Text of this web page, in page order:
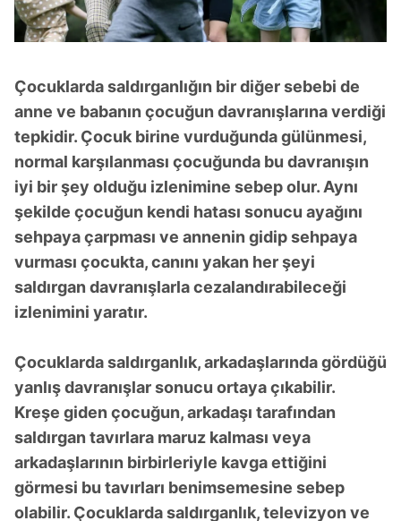
Çocuklarda saldırganlığın bir diğer sebebi de
anne ve babanın çocuğun davranışlarına verdiği
tepkidir. Çocuk birine vurduğunda gülünmesi,
normal karşılanması çocuğunda bu davranışın
iyi bir şey olduğu izlenimine sebep olur. Aynı
şekilde çocuğun kendi hatası sonucu ayağını
sehpaya çarpması ve annenin gidip sehpaya
vurması çocukta, canını yakan her şeyi
saldırgan davranışlarla cezalandırabileceği
izlenimini yaratır.
Çocuklarda saldırganlık, arkadaşlarında gördüğü
yanlış davranışlar sonucu ortaya çıkabilir.
Kreşe giden çocuğun, arkadaşı tarafından
saldırgan tavırlara maruz kalması veya
arkadaşlarının birbirleriyle kavga ettiğini
görmesi bu tavırları benimsemesine sebep
olabilir. Çocuklarda saldırganlık, televizyon ve